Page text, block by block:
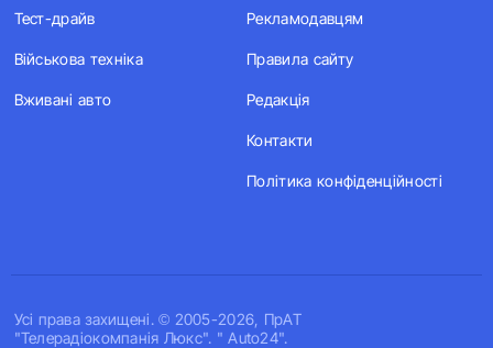
Усi права захищенi. © 2005-2026, ПрАТ
"Телерадіокомпанія Люкс". " Auto24".
Тест-драйв
Військова техніка
Вживані авто
Рекламодавцям
Правила сайту
Редакція
Контакти
Політика конфіденційності